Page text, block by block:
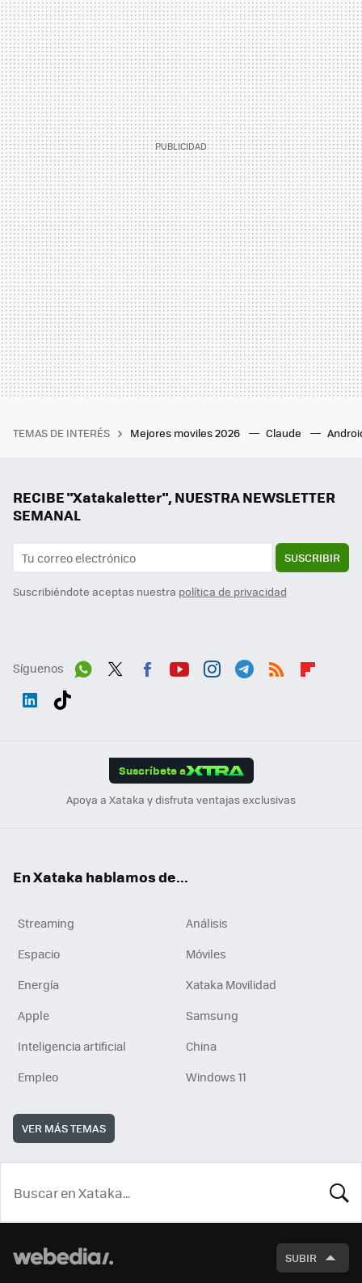
TEMAS DE INTERÉS Mejores moviles 2026 Claude
RECIBE "Xatakaletter", NUESTRA NEWSLETTER
SEMANAL
SUSCRIBIR
Suscribiéndote aceptas nuestra política de privacidad
Síguenos
Suscríbete a
Apoya a Xataka y disfruta ventajas exclusivas
En Xataka hablamos de...
Streaming
Análisis
Espacio
Móviles
Energía
Xataka Movilidad
Apple
Samsung
Inteligencia artificial
China
Empleo
Windows 11
VER MÁS TEMAS
SUBIR